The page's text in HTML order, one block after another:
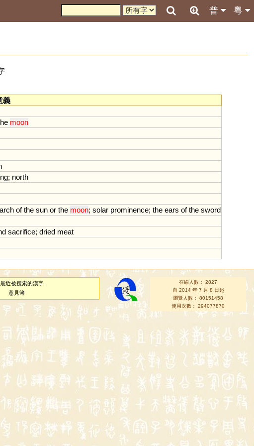
粵
普
義
moon
; north
arch of the sun or the moon; solar prominence; the ears of the sword
sacrifice; dried meat
最近被搜索的漢字
意見簿
在線人數： 2827
自 2014 年 7 月 8 日起
瀏覽人數： 80151458
使用次數： 294077870